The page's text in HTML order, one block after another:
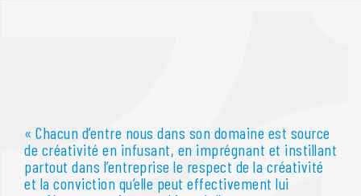
« Chacun d’entre nous dans son domaine est source
de créativité en infusant, en imprégnant et instillant
partout dans l’entreprise le respect de la créativité
et la conviction qu’elle peut effectivement lui